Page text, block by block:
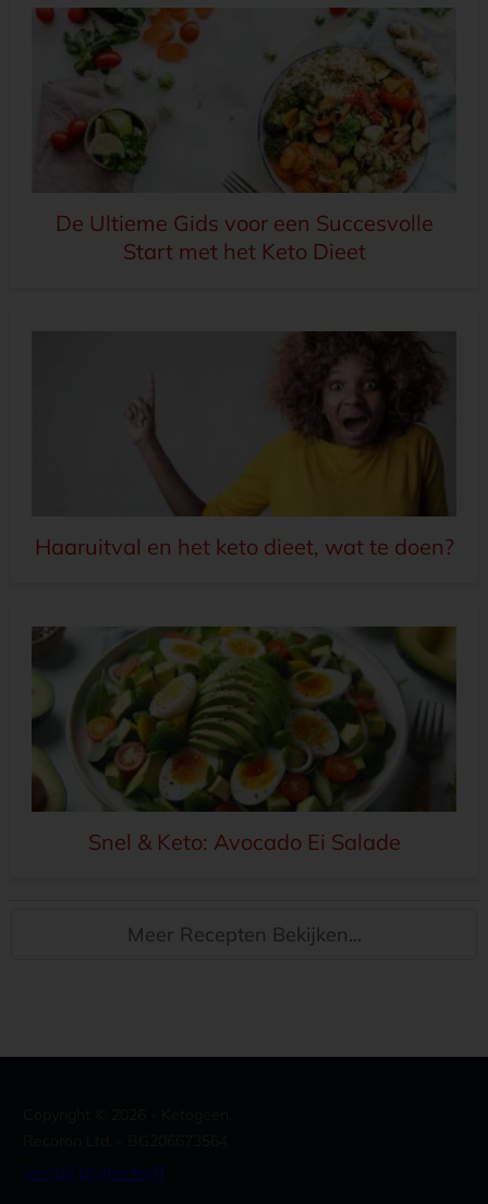
De Ultieme Gids voor een Succesvolle
Start met het Keto Dieet
Haaruitval en het keto dieet, wat te doen?
Snel & Keto: Avocado Ei Salade
Meer Recepten Bekijken...
[email protected]